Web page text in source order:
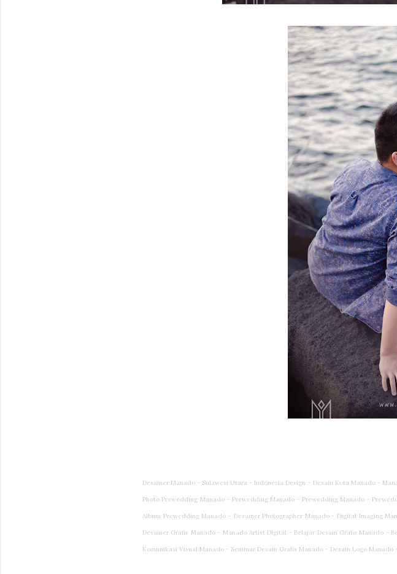
Desainer Manado - Sulawesi Utara - Indonesia Design - Desain Kota Manado -
Photo Prewedding Manado - Prewedding Manado - Prewedding Manado -
Album Prewedding Manado - Desainer Photographer Manado - Digital Imaging
Desainer Grafis Manado - Manado Artist Digital - Belajar Desain Grafis Manado -
Komunikasi Visual Manado - Seminar Desain Grafis Manado - Desain Logo